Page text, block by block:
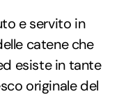
e servito in
catene che
esiste in tante
originale del